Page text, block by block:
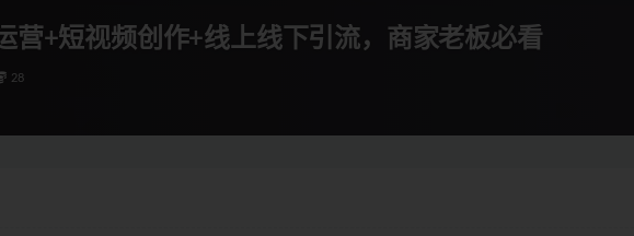
营+短视频创作+线上线下引流，商家老板必看
28